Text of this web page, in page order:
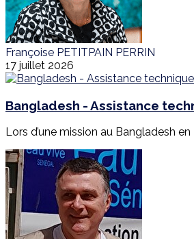
Françoise PETITPAIN PERRIN
17 juillet 2026
Bangladesh - Assistance
Lors d’une mission au Bangladesh